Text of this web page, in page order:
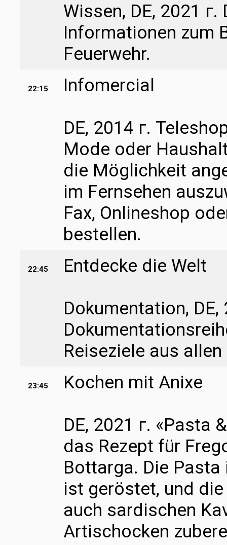
Wissen, DE, 2021
Informationen zum
Feuerwehr.
22:15
Infomercial
DE, 2014 г.
Mode oder
die Möglichkeit
im Fernsehen
Fax, Onlineshop
bestellen.
22:45
Entdecke die Welt
Dokumentation,
Reiseziele aus
23:45
Kochen mit Anixe
DE, 2021 г. «Pasta
das Rezept für
Bottarga. Die
ist geröstet, und
auch sardischen
Artischocken